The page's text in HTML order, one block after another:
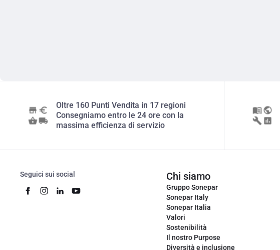
Oltre 160 Punti Vendita in 17 regioni
Consegniamo entro le 24 ore con la
massima efficienza di servizio
Seguici sui social Chi siamo
Gruppo Sonepar
Sonepar Italy
Sonepar Italia
Valori
Sostenibilità
Il nostro Purpose
Diversità e inclusione